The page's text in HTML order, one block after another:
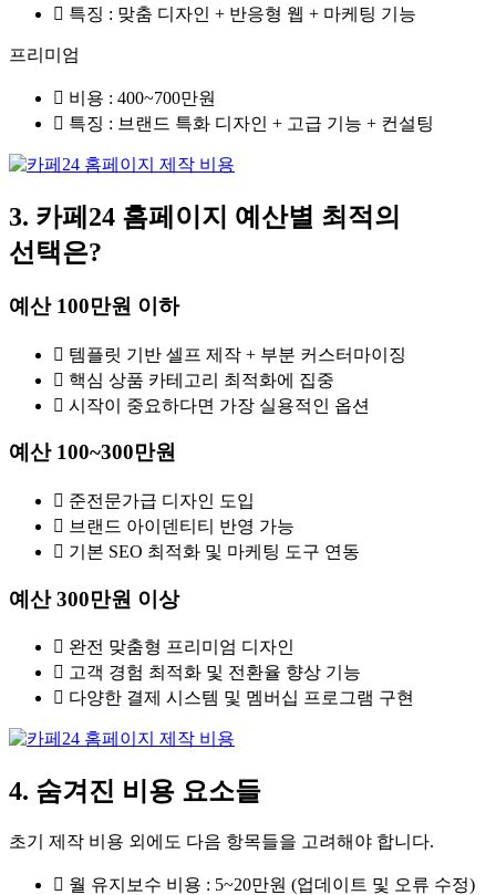
특징 : 맞춤 디자인 + 반응형 웹 + 마케팅 기능
프리미엄
비용 : 400~700만원
특징 : 브랜드 특화 디자인 + 고급 기능 + 컨설팅
3. 카페24 홈페이지 예산별 최적의
선택은?
예산 100만원 이하
템플릿 기반 셀프 제작 + 부분 커스터마이징
핵심 상품 카테고리 최적화에 집중
시작이 중요하다면 가장 실용적인 옵션
예산 100~300만원
준전문가급 디자인 도입
브랜드 아이덴티티 반영 가능
기본 SEO 최적화 및 마케팅 도구 연동
예산 300만원 이상
완전 맞춤형 프리미엄 디자인
고객 경험 최적화 및 전환율 향상 기능
다양한 결제 시스템 및 멤버십 프로그램 구현
4. 숨겨진 비용 요소들
초기 제작 비용 외에도 다음 항목들을 고려해야 합니다.
월 유지보수 비용 : 5~20만원 (업데이트 및 오류 수정)